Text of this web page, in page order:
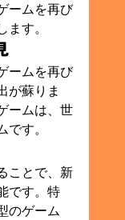
ームを再び
す。
ームを再び
が蘇りま
ームは、世
す。
ことで、新
です。特
のゲーム